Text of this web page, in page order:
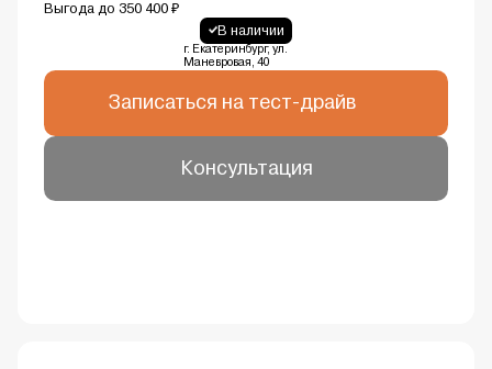
Выгода до 350 400 ₽
В наличии
г. Екатеринбург, ул.
Маневровая, 40
Записаться на тест-драйв
Консультация